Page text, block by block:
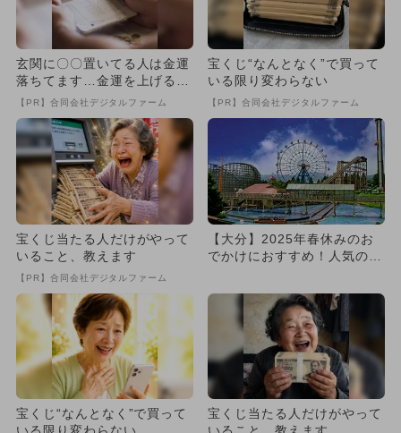
玄関に〇〇置いてる人は金運
落ちてます…金運を上げる方
法とは
【PR】合同会社デジタルファーム
宝くじ“なんとなく”で買って
いる限り変わらない
【PR】合同会社デジタルファーム
宝くじ当たる人だけがやって
いること、教えます
【PR】合同会社デジタルファーム
【大分】2025年春休みのお
でかけにおすすめ！人気のス
宝くじ“なんとなく”で買って
宝くじ当たる人だけがやって